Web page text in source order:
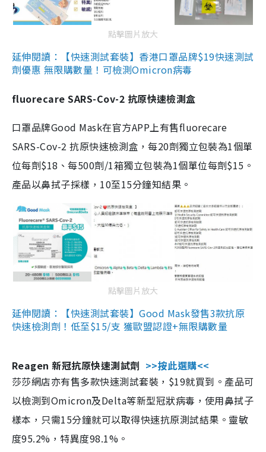
點擊圖片放大
延伸閱讀：【快速測試套裝】香港口罩品牌$19快速測試
劑優惠 無限購數量！可檢測Omicron病毒
fluorecare SARS-Cov-2 抗原快速檢測盒
口罩品牌Good Mask在官方APP上有售fluorecare
SARS-Cov-2 抗原快速檢測盒，每20劑獨立包裝為1個單
位每劑$18、每500劑/1箱獨立包裝為1個單位每劑$15。
產品以鼻拭子採樣，10至15分鐘知結果。
點擊圖片放大
延伸閱讀：【快速測試套裝】Good Mask發售3款抗原
快速檢測劑！低至$15/支 獲歐盟認證+無限購數量
Reagen 新冠抗原快速測試劑 >>按此選購<<
莎莎網店亦有售多款快速測試套裝，$19就買到。產品可
以檢測到Omicron及Delta等新型冠狀病毒，使用鼻拭子
樣本，只需15分鐘就可以取得快速抗原測試結果。靈敏
度95.2%，特異度98.1%。